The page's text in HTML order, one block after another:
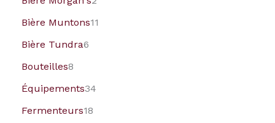
Bière Muntons11
Bière Tundra6
Bouteilles8
Équipements34
Fermenteurs18